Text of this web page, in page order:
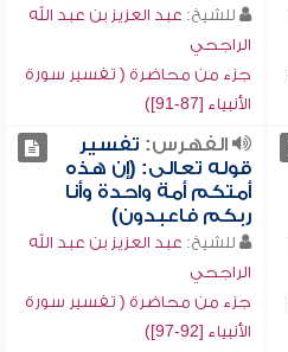
للشيخ: عبد العزيز بن عبد الله
الراجحي
جزء من محاضرة ( تفسير سورة
الأنبياء [87-91])
الفهرس: تفسير
قوله تعالى: (إن هذه
أمتكم أمة واحدة وأنا
ربكم فاعبدون)
للشيخ: عبد العزيز بن عبد الله
الراجحي
جزء من محاضرة ( تفسير سورة
الأنبياء [92-97])